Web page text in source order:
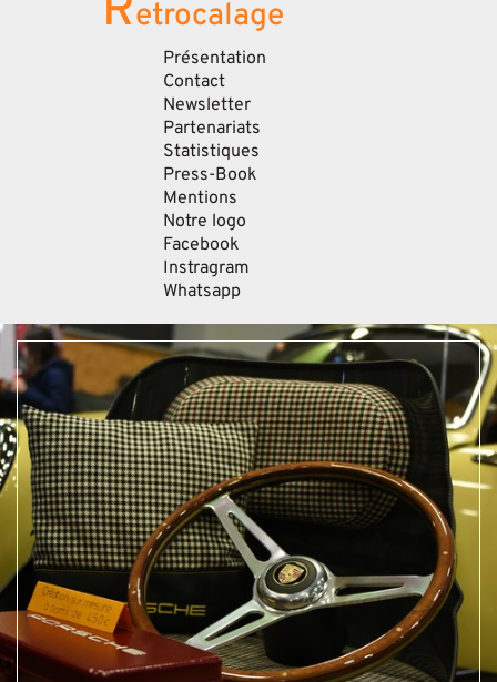
etrocalage
Présentation
Contact
Newsletter
Partenariats
Statistiques
Press-Book
Mentions
Notre logo
Facebook
Instragram
Whatsapp